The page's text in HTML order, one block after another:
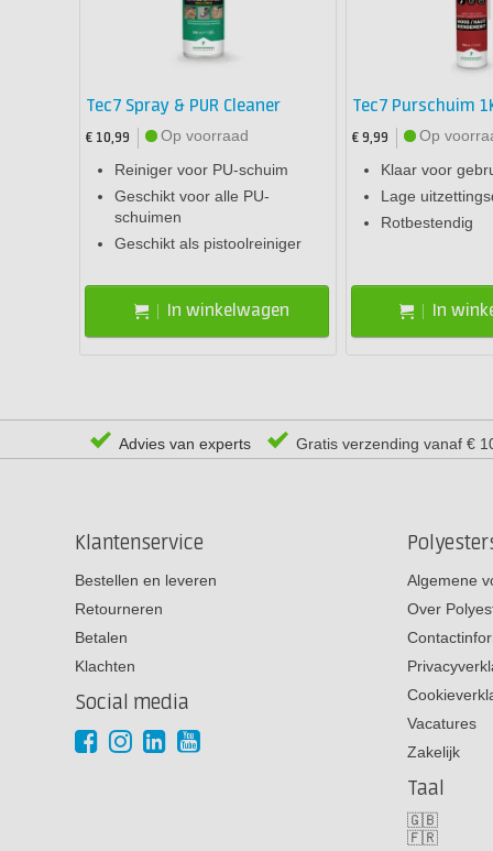
Tec7 Spray & PUR Cleaner
€ 10,99
Op voorraad
Reiniger voor PU-schuim
Geschikt voor alle PU-
schuimen
Geschikt als pistoolreiniger
In winkelwagen
Tec7 Purschuim
€ 9,99
Op
Klaar voor
Lage
Rotbestendig
In
Advies van experts Gratis verzending vanaf €
Klantenservice
Bestellen en leveren
Retourneren
Betalen
Klachten
Social media
Algemene
Over
Vacatures
Zakelijk
Taal
🇬🇧
🇫🇷